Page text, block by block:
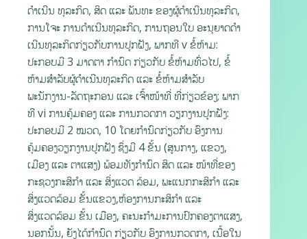
ດໍາເນີນ ທຸລະກິດ, ສິດ ແລະ ພັນທະ ຂອງຜູ້ດຳເນີນທຸລະກິດ,
ການໂຈະ ການດໍາເນີນທຸລະກິດ, ການຖອນໃບ ອະນຸຍາດດໍາ
ເນີນທຸລະກິດກ່ຽວກັບການປູກຝັງ, ພາກທີ v ຂໍ້ຫ້າມ:
ປະກອບມີ 3 ມາດຕາ ກຳນົດ ກ່ຽວກັບ ຂໍ້ຫ້າມທົ່ວໄປ, ຂໍ້
ຫ້າມສໍາລັບຜູ້ດຳເນີນທຸລະກິດ ແລະ ຂໍ້ຫ້າມສໍາລັບ
ພະນັກງານ-ລັດຖະກອນ ແລະ ເຈົ້າໜ້າທີ່ ທີ່ກ່ຽວຂ້ອງ; ພາກ
ທີ vi ການຄຸ້ມຄອງ ແລະ ການກວດກາ ວຽກງານປູກຝັງ:
ປະກອບມີ 2 ໝວດ, 10 ໂດຍກຳນົດກ່ຽວກັບ ອົງການ
ຄຸ້ມຄອງວຽກງານປູກຝັງ ຊຶ່ງມີ 4 ຂັ້ນ (ສູນກາງ, ແຂວງ,
ເມືອງ ແລະ ຕາແສງ) ພ້ອມທັງກຳນົດ ສິດ ແລະ ໜ້າທີ່ຂອງ
ກະຊວງກະສິກຳ ແລະ ສິ່ງແວດ ລ້ອມ, ພະແນກກະສິກຳ ແລະ
ສິ່ງແວດລ້ອມ ຂັ້ນແຂວງ,ຫ້ອງການກະສິກຳ ແລະ
ສິ່ງແວດລ້ອມ ຂັ້ນ ເມືອງ, ຄະນະກຳມະການປົກຄອງຕາແສງ,
ນອກນັ້ນ, ຍັງໄດ້ກຳນົດ ກ່ຽວກັບ ອົງການກວດກາ, ເນື້ອໃນ